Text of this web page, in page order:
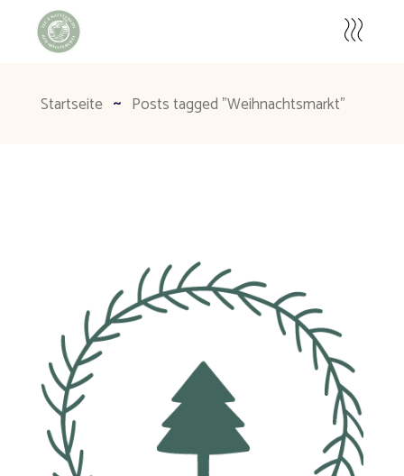
Startseite Posts tagged "Weihnachtsmarkt"